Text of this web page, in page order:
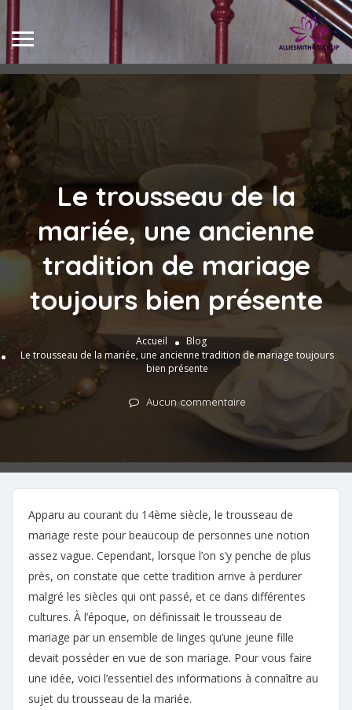
Le trousseau de la
mariée, une ancienne
tradition de mariage
toujours bien présente
Accueil
Blog
Le trousseau de la mariée, une ancienne tradition de mariage toujours
bien présente
Aucun commentaire
Apparu au courant du 14ème siècle, le trousseau de
mariage reste pour beaucoup de personnes une notion
assez vague. Cependant, lorsque l’on s’y penche de plus
près, on constate que cette tradition arrive à perdurer
malgré les siècles qui ont passé, et ce dans différentes
cultures. À l’époque, on définissait le trousseau de
mariage par un ensemble de linges qu’une jeune fille
devait posséder en vue de son mariage. Pour vous faire
une idée, voici l’essentiel des informations à connaître au
sujet du trousseau de la mariée.